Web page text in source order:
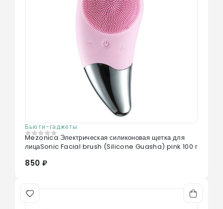
Бьюти-гаджеты
0из 5
Mezonica Электрическая силиконовая щетка для
лицаSonic Facial brush (Silicone Guasha) pink 100 г
850 ₽